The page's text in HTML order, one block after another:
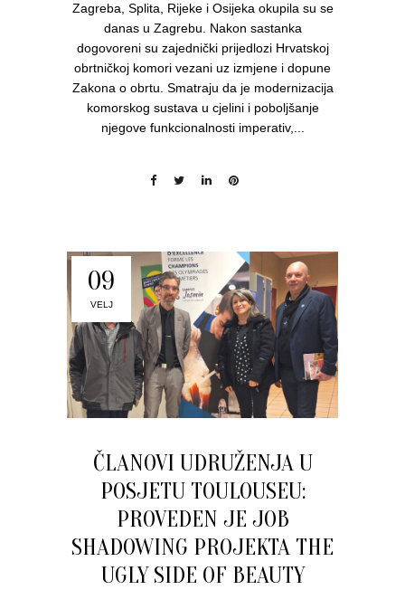
Zagreba, Splita, Rijeke i Osijeka okupila su se
danas u Zagrebu. Nakon sastanka
dogovoreni su zajednički prijedlozi Hrvatskoj
obrtničkoj komori vezani uz izmjene i dopune
Zakona o obrtu. Smatraju da je modernizacija
komorskog sustava u cjelini i poboljšanje
njegove funkcionalnosti imperativ,...
09
VELJ
ČLANOVI UDRUŽENJA U
POSJETU TOULOUSEU:
PROVEDEN JE JOB
SHADOWING PROJEKTA THE
UGLY SIDE OF BEAUTY